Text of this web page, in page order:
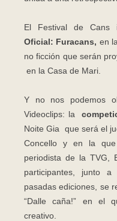
El Festival de Cans
Oficial: Furacans, en
no ficción que serán
en la Casa de Mari.
Y no nos podemos
Videoclips: la
Noite Gia que será el
Concello y en la
periodista de la TVG,
participantes, junto
pasadas ediciones, se
“Dalle caña!” en el
creativo.